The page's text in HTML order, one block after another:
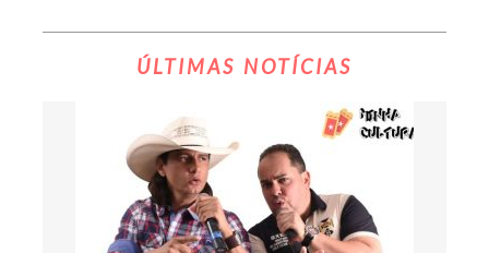
ÚLTIMAS NOTÍCIAS